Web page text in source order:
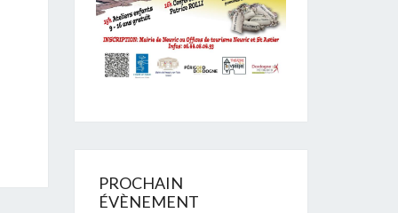
PROCHAIN
ÉVÈNEMENT